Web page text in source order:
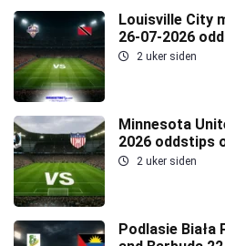
Louisville City
26-07-2026
2 uker siden
Minnesota
2026 oddstips
2 uker siden
Podlasie